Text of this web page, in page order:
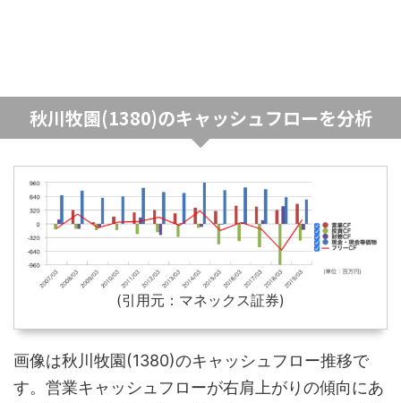
秋川牧園(1380)のキャッシュフローを分析
(引用元：マネックス証券)
画像は秋川牧園(1380)のキャッシュフロー推移で
す。営業キャッシュフローが右肩上がりの傾向にあ